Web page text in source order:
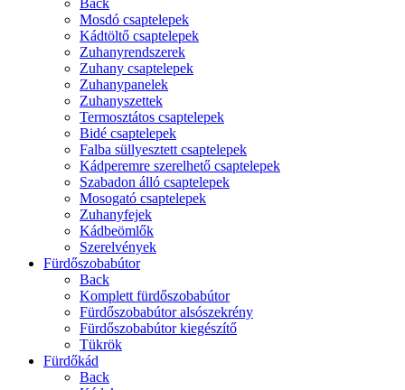
Back
Mosdó csaptelepek
Kádtöltő csaptelepek
Zuhanyrendszerek
Zuhany csaptelepek
Zuhanypanelek
Zuhanyszettek
Termosztátos csaptelepek
Bidé csaptelepek
Falba süllyesztett csaptelepek
Kádperemre szerelhető csaptelepek
Szabadon álló csaptelepek
Mosogató csaptelepek
Zuhanyfejek
Kádbeömlők
Szerelvények
Fürdőszobabútor
Back
Komplett fürdőszobabútor
Fürdőszobabútor alsószekrény
Fürdőszobabútor kiegészítő
Tükrök
Fürdőkád
Back